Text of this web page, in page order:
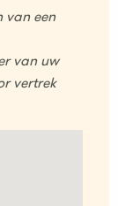
van een
van uw
vertrek